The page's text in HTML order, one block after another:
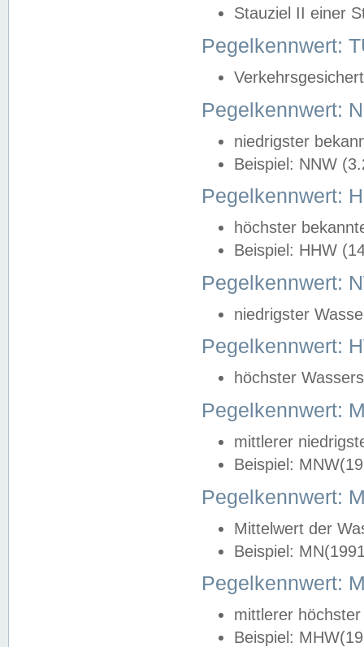
Stauziel II einer
Pegelkennwert:
Pegelkennwert:
niedrigster
Beispiel: NNW
Pegelkennwert:
höchster
Beispiel: HHW
Pegelkennwert:
niedrigster
Pegelkennwert:
höchster
Pegelkennwert:
mittlerer
Beispiel:
Pegelkennwert:
Mittelwert der
Beispiel:
Pegelkennwert:
mittlerer
Beispiel: